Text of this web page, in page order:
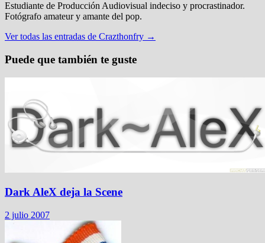
Estudiante de Producción Audiovisual indeciso y procrastinador.
Fotógrafo amateur y amante del pop.
Ver todas las entradas de Crazthonfry →
Puede que también te guste
Dark AleX deja la Scene
2 julio 2007